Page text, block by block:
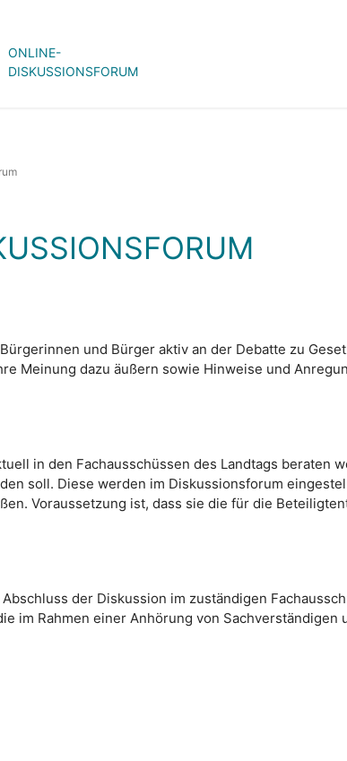
ONLINE-
DISKUSSIONSFORUM
und Bürger aktiv an der Debatte zu
Meinung dazu äußern sowie Hinweise und
in den Fachausschüssen des Landtags beraten
soll. Diese werden im Diskussionsforum
Voraussetzung ist, dass sie die für die
der Diskussion im zuständigen
im Rahmen einer Anhörung von